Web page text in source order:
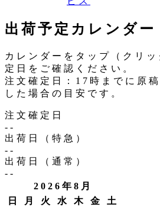
出荷予定カレンダー
カレンダーをタップ（クリ
定日をご確認ください。
注文確定日：17時までに原
した場合の目安です。
注文確定日
--
出荷日（特急）
--
出荷日（通常）
--
2026年8月
日
月 火 水 木 金
土